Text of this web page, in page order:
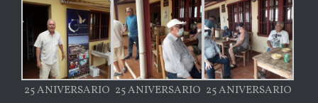
25 ANIVERSARIO 25 ANIVERSARIO 25 ANIVERSARIO